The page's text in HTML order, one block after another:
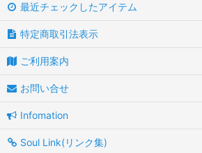
最近チェックしたアイテム
特定商取引法表示
ご利用案内
お問い合せ
Infomation
Soul Link(リンク集)